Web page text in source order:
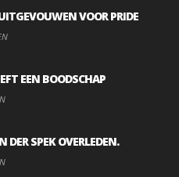
VOOR PRIDE
EEN BOODSCHAP
DER SPEK OVERLEDEN.